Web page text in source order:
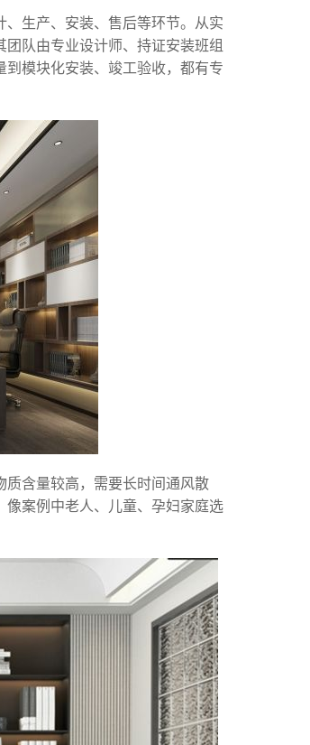
、生产、安装、售后等环节。从实
队由专业设计师、持证安装班组
模块化安装、竣工验收，都有专
质含量较高，需要长时间通风散
案例中老人、儿童、孕妇家庭选